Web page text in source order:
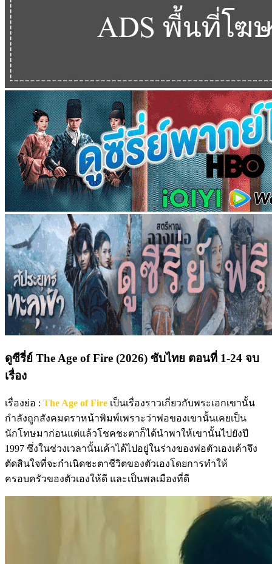
ดูซีรี่ย์ The Age of Fire (2026) ซับไทย ตอนที่ 1-24 จบ
เรื่อง
เรื่องย่อ : The Age of Fire เป็นเรื่องราวเกี่ยวกับพระเอกเขานั้น
กำลังถูกสังคมตราหน้าพิมพ์เพราะว่าพ่อของเขานั้นเคยเป็น
นักโทษมาก่อนแต่แล้วโชคชะตาก็ได้นำพาให้เขานั้นไปยังปี
1997 ซึ่งในช่วงเวลานั้นเค้าได้ไปอยู่ในร่างของพ่อตัวเองเค้าจึง
ตัดสินใจที่จะกำเนิดชะตาชีวิตของตัวเองโดยการทำให้
ครอบครัวของตัวเองให้ดี และเป็นพลเมืองที่ดี